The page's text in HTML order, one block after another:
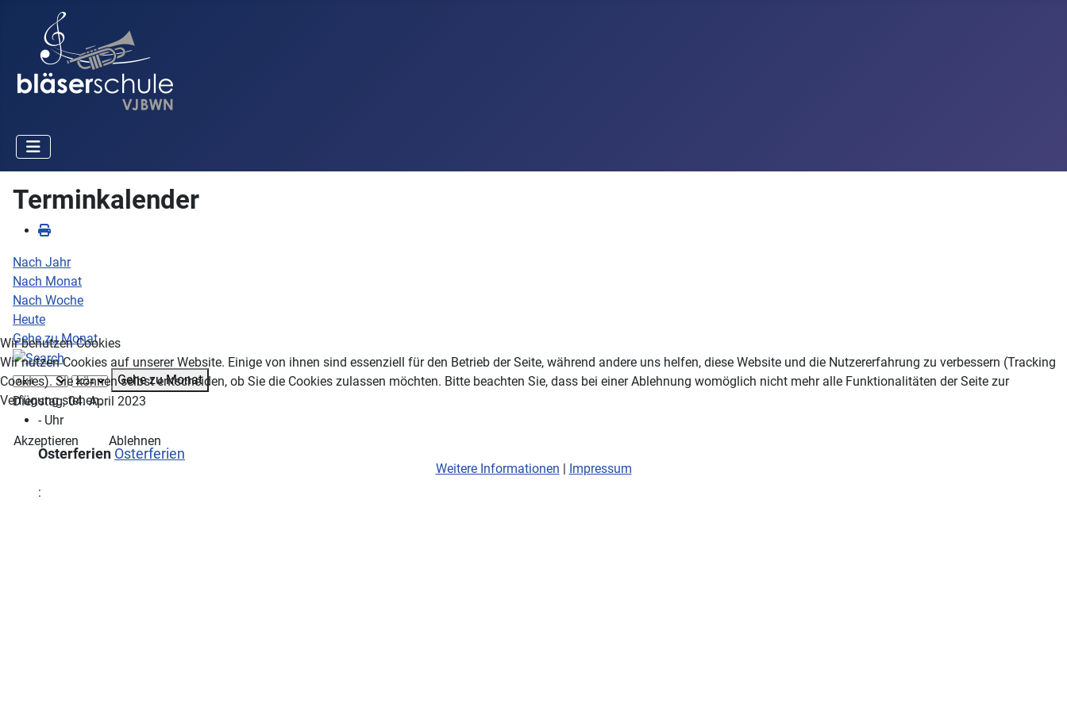
Terminkalender
Nach Jahr
Nach Monat
Nach Woche
Heute
Gehe zu Monat
Gehe zu Monat
Dienstag, 04. April 2023
- Uhr
Osterferien Osterferien
:
Wir benutzen Cookies
Wir nutzen Cookies auf unserer Website. Einige von ihnen sind essenziell für den Betrieb der Seite, während andere uns helfen, diese Website und die Nutzererfahrung zu verbessern (Tracking
Cookies). Sie können selbst entscheiden, ob Sie die Cookies zulassen möchten. Bitte beachten Sie, dass bei einer Ablehnung womöglich nicht mehr alle Funktionalitäten der Seite zur
Verfügung stehen.
Akzeptieren
Ablehnen
Weitere Informationen | Impressum